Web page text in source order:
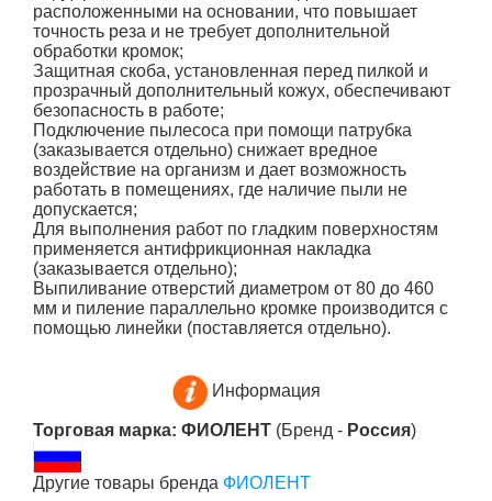
расположенными на основании, что повышает
точность реза и не требует дополнительной
обработки кромок;
Защитная скоба, установленная перед пилкой и
прозрачный дополнительный кожух, обеспечивают
безопасность в работе;
Подключение пылесоса при помощи патрубка
(заказывается отдельно) снижает вредное
воздействие на организм и дает возможность
работать в помещениях, где наличие пыли не
допускается;
Для выполнения работ по гладким поверхностям
применяется антифрикционная накладка
(заказывается отдельно);
Выпиливание отверстий диаметром от 80 до 460
мм и пиление параллельно кромке производится с
помощью линейки (поставляется отдельно).
Информация
Торговая марка: ФИОЛЕНТ (Бренд - Россия)
Другие товары бренда ФИОЛЕНТ